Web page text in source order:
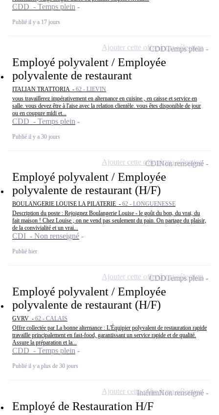
CDD - Temps plein
Publié il y a 17 jours
Employé polyvalent / Employée
polyvalente de restaurant
ITALIAN TRATTORIA - 62 - LIEVIN
vous travaillerez impérativement en alternance en cuisine , en caisse et service en
salle. vous devez être à l'aise avec la relation clientèle. vous êtes disponible de jour
ou en coupure midi et...
CDD - Temps plein
Publié il y a 30 jours
CDDTemps plein
Ajouter cette offre à ma sélection
Employé polyvalent / Employée
polyvalente de restaurant (H/F)
BOULANGERIE LOUISE LA PILATERIE - 62 - LONGUENESSE
Description du poste : Rejoignez Boulangerie Louise - le goût du bon, du vrai, du
fait maison ! Chez Louise , on ne vend pas seulement du pain. On partage du plaisir,
de la convivialité et un vrai...
CDI - Non renseigné
Publié hier
CDINon renseigné
Ajouter cette offre à ma sélection
Employé polyvalent / Employée
polyvalente de restaurant (H/F)
GVRV - 62 - CALAIS
Offre collectée par La bonne alternance : L'Équipier polyvalent de restauration rapide
travaille principalement en fast-food, garantissant un service rapide et de qualité.
Assure la préparation et la...
CDD - Temps plein
Publié il y a plus de 30 jours
CDDTemps plein
Ajouter cette offre à ma sélection
Employé de Restauration H/F
IntérimNon renseigné
Ajouter cette offre à ma sélection